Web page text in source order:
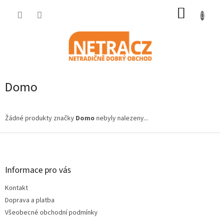
Domo
Žádné produkty značky Domo nebyly nalezeny...
Z
Informace pro vás
Kontakt
Doprava a platba
Všeobecné obchodní podmínky